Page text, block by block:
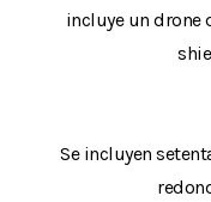
incluye un drone
Se incluyen